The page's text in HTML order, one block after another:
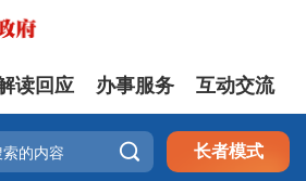
读回应 办事服务 互动交流
 长者模式